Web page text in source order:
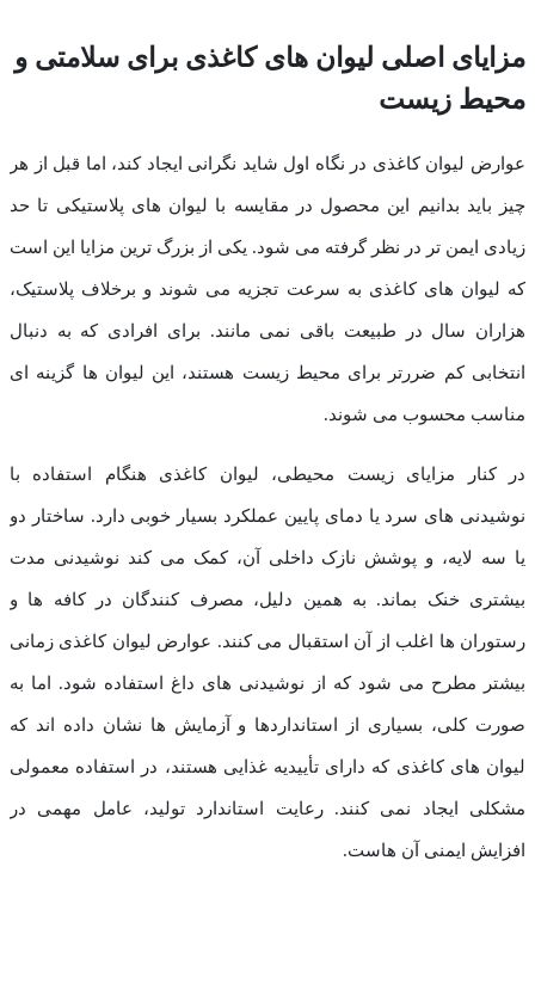
مزایای اصلی لیوان های کاغذی برای سلامتی و
محیط زیست
عوارض لیوان کاغذی در نگاه اول شاید نگرانی ایجاد کند، اما قبل از هر
چیز باید بدانیم این محصول در مقایسه با لیوان های پلاستیکی تا حد
زیادی ایمن تر در نظر گرفته می شود. یکی از بزرگ ترین مزایا این است
که لیوان های کاغذی به سرعت تجزیه می شوند و برخلاف پلاستیک،
هزاران سال در طبیعت باقی نمی مانند. برای افرادی که به دنبال
انتخابی کم ضررتر برای محیط زیست هستند، این لیوان ها گزینه ای
مناسب محسوب می شوند.
در کنار مزایای زیست محیطی، لیوان کاغذی هنگام استفاده با
نوشیدنی های سرد یا دمای پایین عملکرد بسیار خوبی دارد. ساختار دو
یا سه لایه، و پوشش نازک داخلی آن، کمک می کند نوشیدنی مدت
بیشتری خنک بماند. به همین دلیل، مصرف کنندگان در کافه ها و
رستوران ها اغلب از آن استقبال می کنند. عوارض لیوان کاغذی زمانی
بیشتر مطرح می شود که از نوشیدنی های داغ استفاده شود. اما به
صورت کلی، بسیاری از استانداردها و آزمایش ها نشان داده اند که
لیوان های کاغذی که دارای تأییدیه غذایی هستند، در استفاده معمولی
مشکلی ایجاد نمی کنند. رعایت استاندارد تولید، عامل مهمی در
افزایش ایمنی آن هاست.